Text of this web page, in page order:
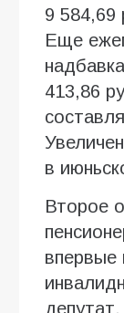
9 584,69
Еще
413,86
в
Второе
впервые